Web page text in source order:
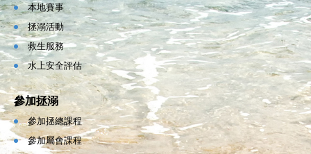
本地賽事
拯溺活動
救生服務
水上安全評估
參加拯溺
參加拯總課程
參加屬會課程